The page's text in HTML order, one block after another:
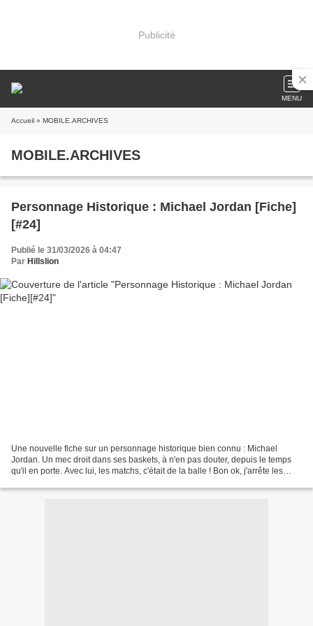
Publicité
MENU
Accueil » MOBILE.ARCHIVES
MOBILE.ARCHIVES
Personnage Historique : Michael Jordan [Fiche]
[#24]
Publié le 31/03/2026 à 04:47
Par Hillslion
Une nouvelle fiche sur un personnage historique bien connu : Michael
Jordan. Un mec droit dans ses baskets, à n'en pas douter, depuis le temps
qu'il en porte. Avec lui, les matchs, c'était de la balle ! Bon ok, j'arrête les